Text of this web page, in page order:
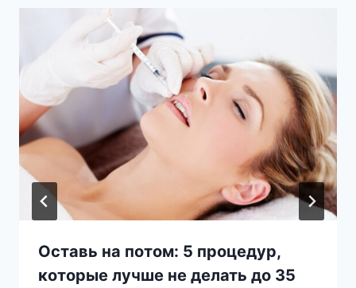
Оставь на потом: 5 процедур,
которые лучше не делать до 35